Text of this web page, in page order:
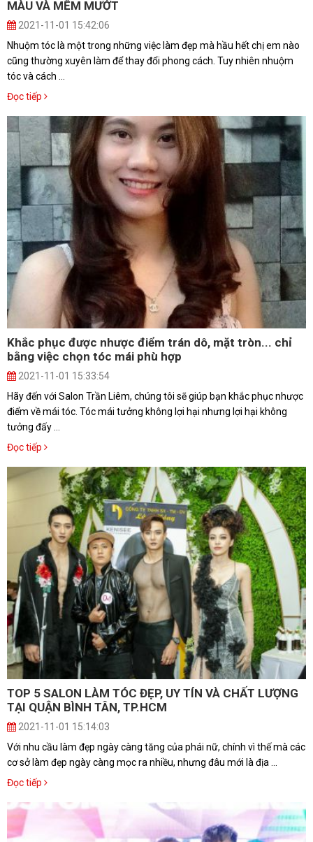
MÀU VÀ MỀM MƯỚT
2021-11-01 15:42:06
Nhuộm tóc là một trong những việc làm đẹp mà hầu hết chị em nào
cũng thường xuyên làm để thay đổi phong cách. Tuy nhiên nhuộm
tóc và cách ...
Đọc tiếp
Khắc phục được nhược điểm trán dô, mặt tròn... chỉ
bằng việc chọn tóc mái phù hợp
2021-11-01 15:33:54
Hãy đến với Salon Trần Liêm, chúng tôi sẽ giúp bạn khắc phục nhược
điểm về mái tóc. Tóc mái tưởng không lợi hại nhưng lợi hại không
tưởng đấy ...
Đọc tiếp
TOP 5 SALON LÀM TÓC ĐẸP, UY TÍN VÀ CHẤT LƯỢNG
TẠI QUẬN BÌNH TÂN, TP.HCM
2021-11-01 15:14:03
Với nhu cầu làm đẹp ngày càng tăng của phái nữ, chính vì thế mà các
cơ sở làm đẹp ngày càng mọc ra nhiều, nhưng đâu mới là địa ...
Đọc tiếp